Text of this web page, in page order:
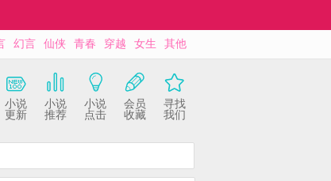
幻言 仙侠 青春 穿越 女生 其他
小说
更新
小说
推荐
小说
点击
会员
收藏
寻找
我们